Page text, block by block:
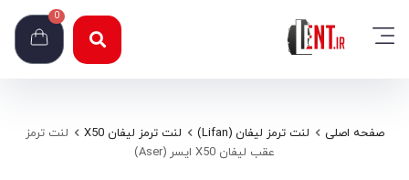
0
صفحه اصلی لنت ترمز لیفان (Lifan) لنت ترمز لیفان X50
لنت ترمز
عقب لیفان X50 ایسر (Aser)